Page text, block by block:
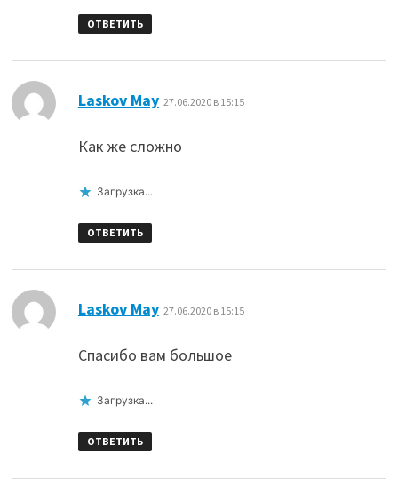
ОТВЕТИТЬ
Laskov May: 27.06.2020 в 15:15
Как же сложно
Загрузка...
ОТВЕТИТЬ
Laskov May: 27.06.2020 в 15:15
Спасибо вам большое
Загрузка...
ОТВЕТИТЬ